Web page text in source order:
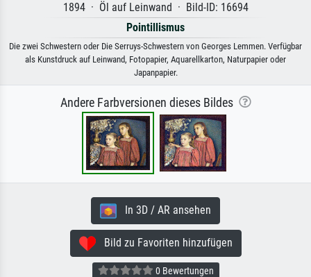
1894 · Öl auf Leinwand · Bild-ID: 16694
Pointillismus
Die zwei Schwestern oder Die Serruys-Schwestern von Georges Lemmen. Verfügbar
als Kunstdruck auf Leinwand, Fotopapier, Aquarellkarton, Naturpapier oder
Japanpapier.
Andere Farbversionen dieses Bildes
In 3D / AR ansehen
Bild zu Favoriten hinzufügen
0 Bewertungen